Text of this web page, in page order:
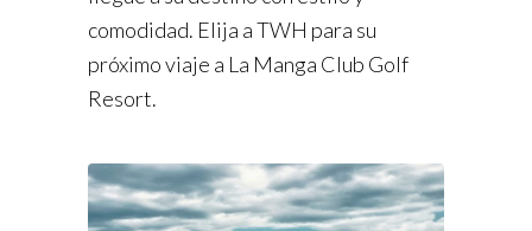
comodidad. Elija a TWH para su
próximo viaje a La Manga Club Golf
Resort.